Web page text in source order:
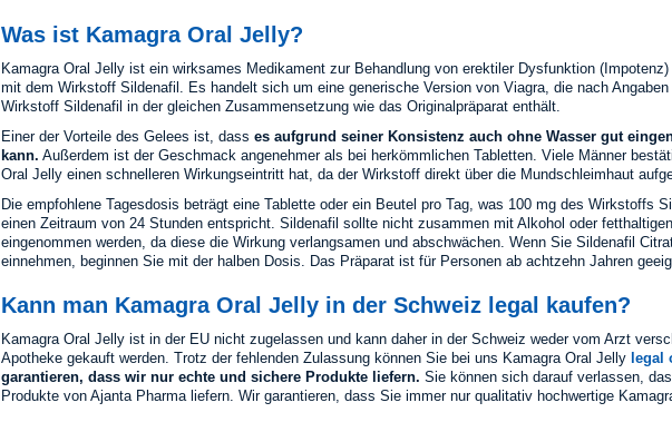
Was ist Kamagra Oral Jelly?
Kamagra Oral Jelly ist ein wirksames Medikament zur Behandlung von erektiler Dysfunktion
mit dem Wirkstoff Sildenafil. Es handelt sich um eine generische Version von Viagra, die nach
Wirkstoff Sildenafil in der gleichen Zusammensetzung wie das Originalpräparat enthält.
Einer der Vorteile des Gelees ist, dass es aufgrund seiner Konsistenz auch ohne Wasser gut
kann. Außerdem ist der Geschmack angenehmer als bei herkömmlichen Tabletten. Viele Männer
Oral Jelly einen schnelleren Wirkungseintritt hat, da der Wirkstoff direkt über die Mundschleimhaut
Die empfohlene Tagesdosis beträgt eine Tablette oder ein Beutel pro Tag, was 100 mg des Wirkstoffs
einen Zeitraum von 24 Stunden entspricht. Sildenafil sollte nicht zusammen mit Alkohol oder
eingenommen werden, da diese die Wirkung verlangsamen und abschwächen. Wenn Sie Sildenafil
einnehmen, beginnen Sie mit der halben Dosis. Das Präparat ist für Personen ab achtzehn Jahren
Kann man Kamagra Oral Jelly in der Schweiz legal kaufen?
Kamagra Oral Jelly ist in der EU nicht zugelassen und kann daher in der Schweiz weder vom Arzt
Apotheke gekauft werden. Trotz der fehlenden Zulassung können Sie bei uns Kamagra Oral Jelly legal
garantieren, dass wir nur echte und sichere Produkte liefern. Sie können sich darauf verlassen,
Produkte von Ajanta Pharma liefern. Wir garantieren, dass Sie immer nur qualitativ hochwertige